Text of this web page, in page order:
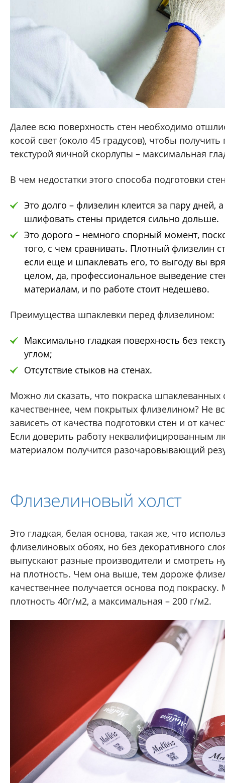
Далее всю поверхность стен необходимо
косой свет (около 45 градусов), чтобы получить
текстурой яичной скорлупы – максимальная
В чем недостатки этого способа подготовки
Это долго – флизелин клеится за пару дней,
шлифовать стены придется сильно дольше.
Это дорого – немного спорный момент,
того, с чем сравнивать. Плотный флизелин
если еще и шпаклевать его, то выгоду вы
целом, да, профессиональное выведение
материалам, и по работе стоит недешево.
Преимущества шпаклевки перед флизелином:
Максимально гладкая поверхность без
углом;
Отсутствие стыков на стенах.
Можно ли сказать, что покраска шпаклеванных
качественнее, чем покрытых флизелином? Не
зависеть от качества подготовки стен и от
Если доверить работу неквалифицированным
материалом получится разочаровывающий
Флизелиновый холст
Это гладкая, белая основа, такая же, что
флизелиновых обоях, но без декоративного
выпускают разные производители и смотреть
на плотность. Чем она выше, тем дороже
качественнее получается основа под
плотность 40г/м2, а максимальная – 200 г/м2.